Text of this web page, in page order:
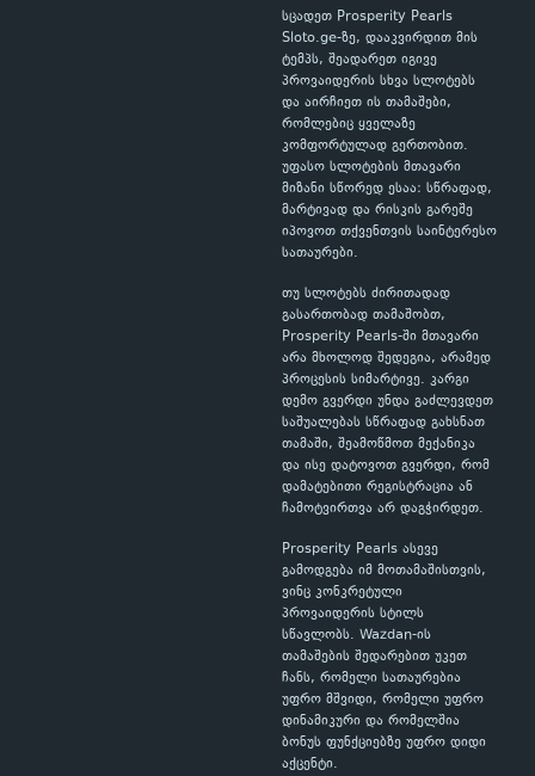
სცადეთ Prosperity Pearls
Sloto.ge-ზე, დააკვირდით მის
ტემპს, შეადარეთ იგივე
პროვაიდერის სხვა სლოტებს
და აირჩიეთ ის თამაშები,
რომლებიც ყველაზე
კომფორტულად გერთობით.
უფასო სლოტების მთავარი
მიზანი სწორედ ესაა: სწრაფად,
მარტივად და რისკის გარეშე
იპოვოთ თქვენთვის საინტერესო
სათაურები.
თუ სლოტებს ძირითადად
გასართობად თამაშობთ,
Prosperity Pearls-ში მთავარი
არა მხოლოდ შედეგია, არამედ
პროცესის სიმარტივე. კარგი
დემო გვერდი უნდა გაძლევდეთ
საშუალებას სწრაფად გახსნათ
თამაში, შეამოწმოთ მექანიკა
და ისე დატოვოთ გვერდი, რომ
დამატებითი რეგისტრაცია ან
ჩამოტვირთვა არ დაგჭირდეთ.
Prosperity Pearls ასევე
გამოდგება იმ მოთამაშისთვის,
ვინც კონკრეტული
პროვაიდერის სტილს
სწავლობს. Wazdan-ის
თამაშების შედარებით უკეთ
ჩანს, რომელი სათაურებია
უფრო მშვიდი, რომელი უფრო
დინამიკური და რომელშია
ბონუს ფუნქციებზე უფრო დიდი
აქცენტი.